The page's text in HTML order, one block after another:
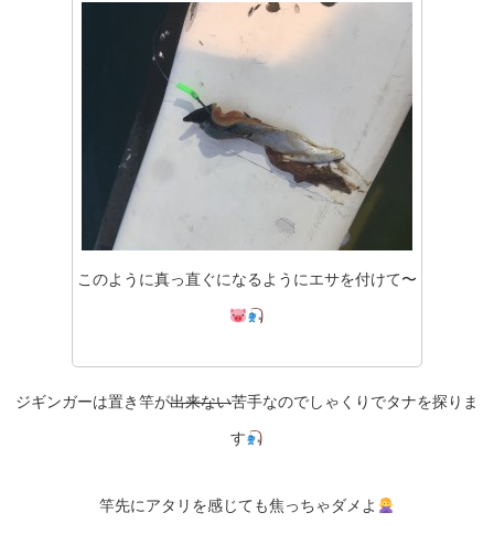
このように真っ直ぐになるようにエサを付けて〜
ジギンガーは置き竿が出来ない苦手なのでしゃくりでタナを探りま
す
竿先にアタリを感じても焦っちゃダメよ